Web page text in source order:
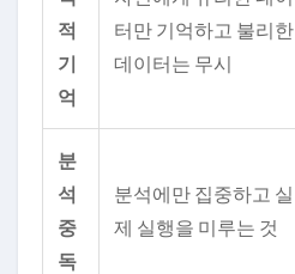
적
기
억
터만 기억하고 불리한
데이터는 무시
분
석
중
독
분석에만 집중하고 실
제 실행을 미루는 것